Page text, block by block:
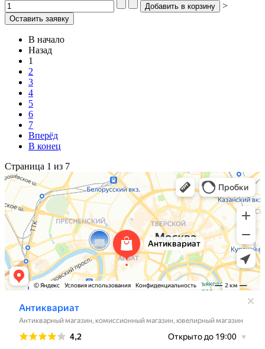
>
В начало
Назад
1
2
3
4
5
6
7
Вперёд
В конец
Страница 1 из 7